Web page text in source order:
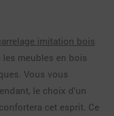
imitation bois
les meubles en bois
Vous vous
le choix d’un
cet esprit. Ce